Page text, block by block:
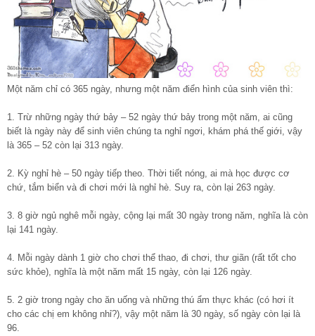
Một năm chỉ có 365 ngày, nhưng một năm điển hình của sinh viên thì:
1. Trừ những ngày thứ bảy – 52 ngày thứ bảy trong một năm, ai cũng
biết là ngày này để sinh viên chúng ta nghỉ ngơi, khám phá thế giới, vậy
là 365 – 52 còn lại 313 ngày.
2. Kỳ nghỉ hè – 50 ngày tiếp theo. Thời tiết nóng, ai mà học được cơ
chứ, tắm biển và đi chơi mới là nghỉ hè. Suy ra, còn lại 263 ngày.
3. 8 giờ ngủ nghê mỗi ngày, cộng lại mất 30 ngày trong năm, nghĩa là còn
lại 141 ngày.
4. Mỗi ngày dành 1 giờ cho chơi thể thao, đi chơi, thư giãn (rất tốt cho
sức khỏe), nghĩa là một năm mất 15 ngày, còn lại 126 ngày.
5. 2 giờ trong ngày cho ăn uống và những thú ẩm thực khác (có hơi ít
cho các chị em không nhỉ?), vậy một năm là 30 ngày, số ngày còn lại là
96.